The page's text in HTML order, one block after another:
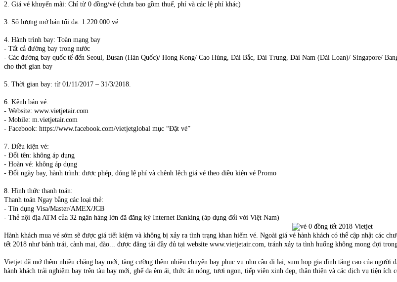
2. Giá vé khuyến mãi: Chỉ từ 0 đồng/vé (chưa bao gồm thuế, phí và các lệ phí khác)
3. Số lượng mở bán tối đa: 1.220.000 vé
4. Hành trình bay: Toàn mạng bay
- Tất cả đường bay trong nước
- Các đường bay quốc tế đến Seoul, Busan (Hàn Quốc)/ Hong Kong/ Cao Hùng, Đài Bắc, Đài Trung, Đài Nam (Đài Loan)/ Singapore/
cho thời gian bay
5. Thời gian bay: từ 01/11/2017 – 31/3/2018.
6. Kênh bán vé:
- Website: www.vietjetair.com
- Mobile: m.vietjetair.com
- Facebook: https://www.facebook.com/vietjetglobal mục “Đặt vé”
7. Điều kiện vé:
- Đổi tên: không áp dụng
- Hoàn vé: không áp dụng
- Đổi ngày bay, hành trình: được phép, đóng lệ phí và chênh lệch giá vé theo điều kiện vé Promo
8. Hình thức thanh toán:
Thanh toán Ngay bằng các loại thẻ:
- Tín dụng Visa/Master/AMEX/JCB
- Thẻ nội địa ATM của 32 ngân hàng lớn đã đăng ký Internet Banking (áp dụng đối với Việt Nam)
Hành khách mua vé sớm sẽ được giá tiết kiệm và không bị xảy ra tình trạng khan hiếm vé. Ngoài giá vé hành khách có thể cập nhật các
tết 2018 như bánh trái, cành mai, đào... được đăng tải đầy đủ tại website www.vietjetair.com, tránh xảy ta tình huống không mong đợi
Vietjet đã mở thêm nhiều chặng bay mới, tăng cường thêm nhiều chuyến bay phục vụ nhu cầu đi lại, sum họp gia đình tăng cao của
hành khách trải nghiệm bay trên tàu bay mới, ghế da êm ái, thức ăn nóng, tươi ngon, tiếp viên xinh đẹp, thân thiện và các dịch vụ tiện ích